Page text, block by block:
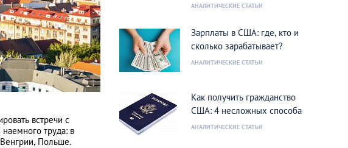
встречи с
труда: в
Польше.
АНАЛИТИЧЕСКИЕ СТАТЬИ
Зарплаты в США: где, кто и
сколько зарабатывает?
АНАЛИТИЧЕСКИЕ СТАТЬИ
Как получить гражданство
США: 4 несложных способа
АНАЛИТИЧЕСКИЕ СТАТЬИ